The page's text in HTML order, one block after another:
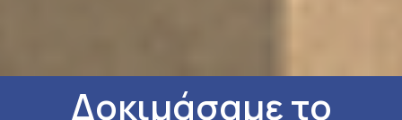
Δοκιμάσαμε το